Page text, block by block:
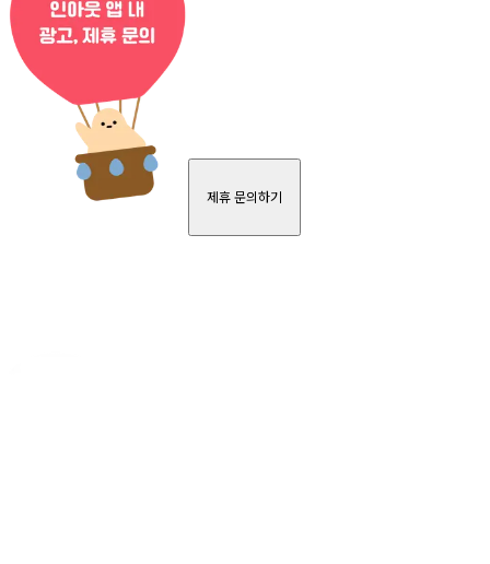
제휴 문의하기